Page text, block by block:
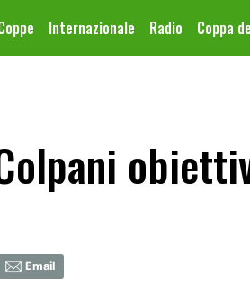
Internazionale Radio Coppa
Email